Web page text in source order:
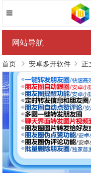
网站导航
首页 安卓多开软件 正